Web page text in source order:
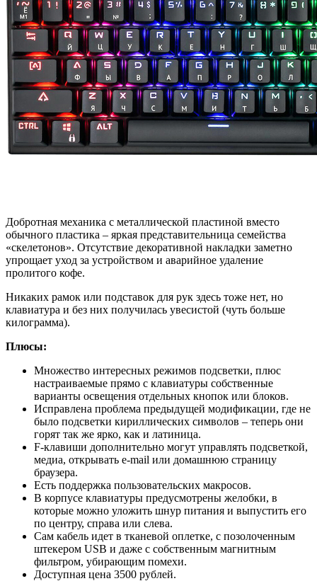
Добротная механика с металлической пластиной вместо
обычного пластика – яркая представительница семейства
«скелетонов». Отсутствие декоративной накладки заметно
упрощает уход за устройством и аварийное удаление
пролитого кофе.
Никаких рамок или подставок для рук здесь тоже нет, но
клавиатура и без них получилась увесистой (чуть больше
килограмма).
Плюсы:
Множество интересных режимов подсветки, плюс
настраиваемые прямо с клавиатуры собственные
варианты освещения отдельных кнопок или блоков.
Исправлена проблема предыдущей модификации, где не
было подсветки кириллических символов – теперь они
горят так же ярко, как и латиница.
F-клавиши дополнительно могут управлять подсветкой,
медиа, открывать e-mail или домашнюю страницу
браузера.
Есть поддержка пользовательских макросов.
В корпусе клавиатуры предусмотрены желобки, в
которые можно уложить шнур питания и выпустить его
по центру, справа или слева.
Сам кабель идет в тканевой оплетке, с позолоченным
штекером USB и даже с собственным магнитным
фильтром, убирающим помехи.
Доступная цена 3500 рублей.